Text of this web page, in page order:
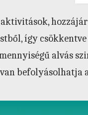
így
alvás
befolyásolhatja